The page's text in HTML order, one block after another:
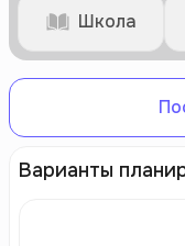
Школа
Варианты